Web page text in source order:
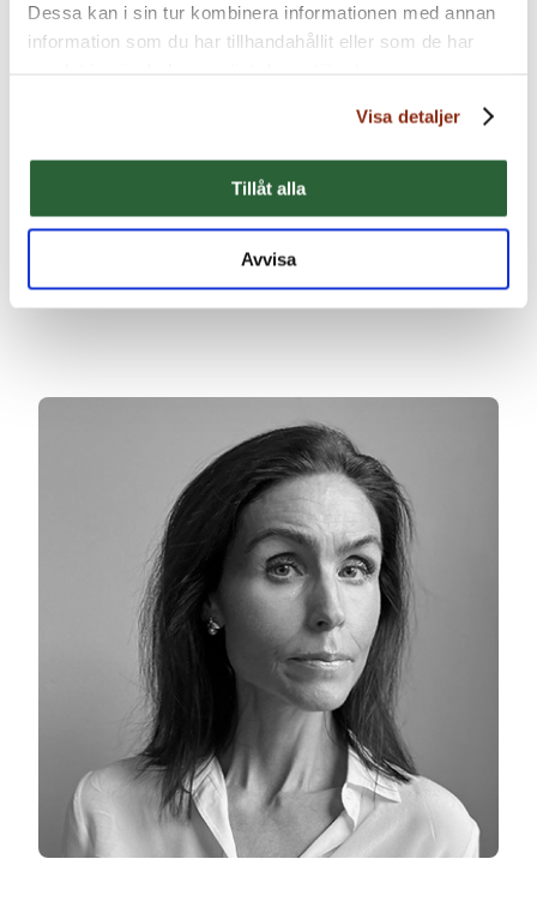
Dessa kan i sin tur kombinera informationen med annan
information som du har tillhandahållit eller som de har
Visa detaljer
Tillåt alla
Avvisa
Geopolitiken ritar om kartan för affärer
Hur påverkar det strategiska beslut, affärsmodeller och
möjligheten att skydda värden globalt?Joakim Hernström,